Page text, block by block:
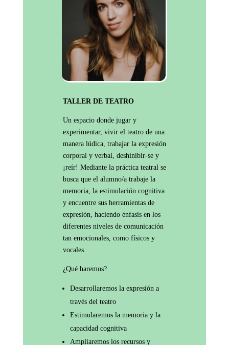
TALLER DE TEATRO
Un espacio donde jugar y
experimentar, vivir el teatro de una
manera lúdica, trabajar la expresión
corporal y verbal, deshinibir-sey
¡reír! Mediante la práctica teatral se
busca que el alumno/a trabaje la
memoria, la estimulación cognitiva
y encuentre sus herramientas de
expresión, haciendo énfasis en los
diferentes niveles de comunicación
tan emocionales, como físicos y
vocales.
¿Qué haremos?
Desarrollaremos la expresión a
través del teatro
Estimularemos la memoria y la
capacidad cognitiva
Ampliaremos los recursos y